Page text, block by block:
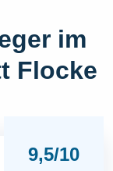
im
Flocke
9,5/10